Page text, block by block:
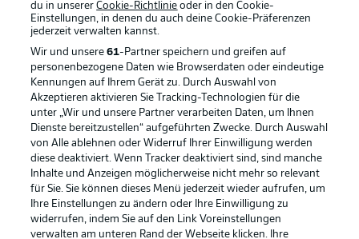
Rechtliche Hinweise Voreinstellungen verwalten
Datenschutz Nutzungsbedingungen
Kontakt Jobs
Impressum Partner
Spieler Liveticker
du in unsererCookie-Richtlinie oder in den Cookie-
Einstellungen, in denen du auch deine Cookie-Präferenzen
jederzeit verwalten kannst.
Wir und unsere61-Partner speichern und greifen auf
personenbezogene Daten wie Browserdaten oder eindeutige
Kennungen auf Ihrem Gerät zu. Durch Auswahl von
Akzeptieren aktivieren Sie Tracking-Technologien für die
unter „Wir und unsere Partner verarbeiten Daten, um Ihnen
Dienste bereitzustellen“ aufgeführten Zwecke. Durch Auswahl
von Alle ablehnen oder Widerruf Ihrer Einwilligung werden
diese deaktiviert. Wenn Tracker deaktiviert sind, sind manche
Inhalte und Anzeigen möglicherweise nicht mehr so relevant
für Sie. Sie können dieses Menü jederzeit wieder aufrufen, um
Ihre Einstellungen zu ändern oder Ihre Einwilligung zu
widerrufen, indem Sie auf den Link Voreinstellungen
verwalten am unteren Rand der Webseite klicken. Ihre